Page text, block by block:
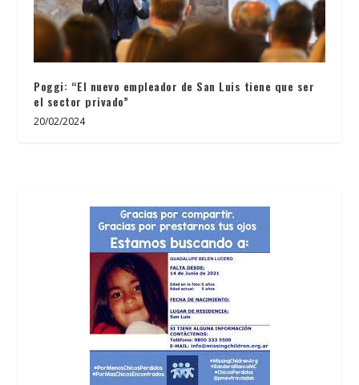
Poggi: “El nuevo empleador de San Luis tiene que ser
el sector privado”
20/02/2024